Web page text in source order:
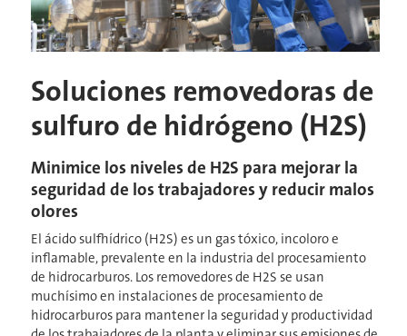
Soluciones removedoras de
sulfuro de hidrógeno (H2S)
Minimice los niveles de H2S para mejorar la
seguridad de los trabajadores y reducir malos
olores
El ácido sulfhídrico (H2S) es un gas tóxico, incoloro e
inflamable, prevalente en la industria del procesamiento
de hidrocarburos. Los removedores de H2S se usan
muchísimo en instalaciones de procesamiento de
hidrocarburos para mantener la seguridad y productividad